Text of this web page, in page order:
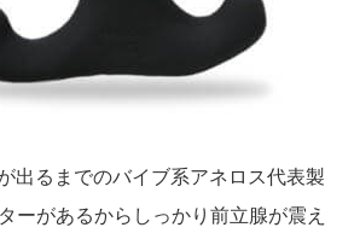
出るまでのバイブ系アネロス代表製
ーがあるからしっかり前立腺が震え